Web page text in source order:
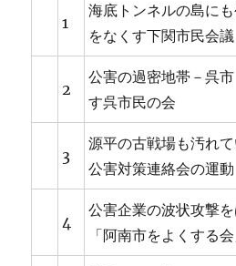
1
海底トンネルの島に
をなくす下関市民会議
2
公害の過密地帯－呉
す呉市民の会
3
源平の古戦場も汚れ
公害対策連絡会の運動
4
公害企業の波状攻撃
「阿南市をよくする